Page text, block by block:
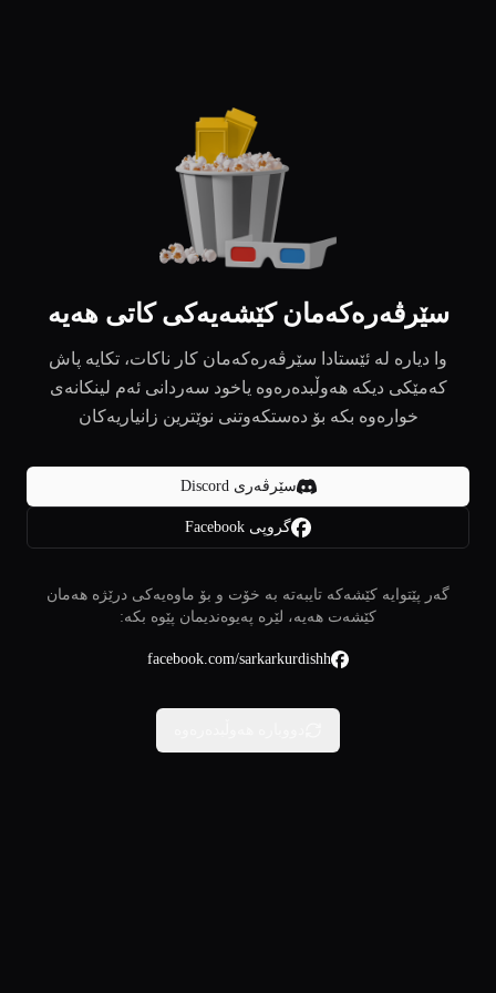
سێرڤەرەکەمان کێشەیەکی کاتی هەیە
وا دیارە لە ئێستادا سێرڤەرەکەمان کار ناکات، تکایە پاش
کەمێکی دیکە هەوڵبدەرەوە یاخود سەردانی ئەم لینکانەی
خوارەوە بکە بۆ دەستکەوتنی نوێترین زانیاریەکان
سێرڤەری Discord
گروپی Facebook
گەر پێتوایە کێشەکە تایبەتە بە خۆت و بۆ ماوەیەکی درێژە هەمان
کێشەت هەیە، لێرە پەیوەندیمان پێوە بکە:
facebook.com/sarkarkurdishh